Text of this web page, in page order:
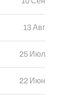
13 Авг
25 Июл
22 Июн